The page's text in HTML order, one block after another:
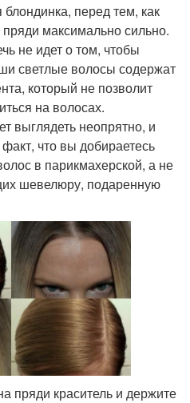
перед тем, как
максимально сильно.
не идет о том, чтобы
светлые волосы содержат
который не позволит
на волосах.
выглядеть неопрятно, и
что вы добираетесь
в парикмахерской, а не
шевелюру, подаренную
пряди краситель и держите